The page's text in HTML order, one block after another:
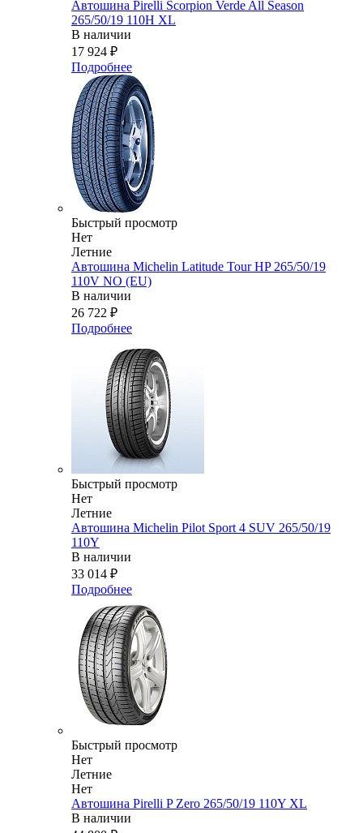
Автошина Pirelli Scorpion Verde All Season
265/50/19 110H XL
В наличии
17 924 ₽
Подробнее
Быстрый просмотр
Нет
Летние
Автошина Michelin Latitude Tour HP 265/50/19
110V NO (EU)
В наличии
26 722 ₽
Подробнее
Быстрый просмотр
Нет
Летние
Автошина Michelin Pilot Sport 4 SUV 265/50/19
110Y
В наличии
33 014 ₽
Подробнее
Быстрый просмотр
Нет
Летние
Нет
Автошина Pirelli P Zero 265/50/19 110Y XL
В наличии